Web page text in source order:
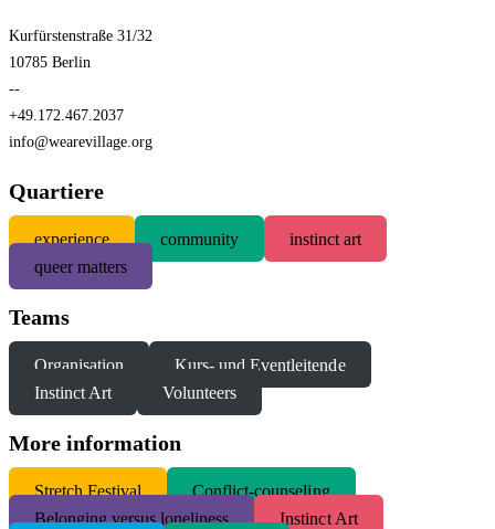
Kurfürstenstraße 31/32
10785 Berlin
--
+49.172.467.2037
info@wearevillage.org
Quartiere
experience community
instinct art
queer matters
Teams
Organisation
Kurs- und Eventleitende
Instinct Art
Volunteers
More information
Stretch Festival
Conflict-counseling
Belonging versus loneliness
Instinct Art